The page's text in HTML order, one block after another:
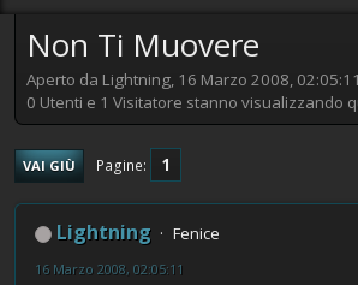
Non Ti Muovere
Aperto da Lightning, 16 Marzo 2008, 02:05:11
0 Utenti e 1 Visitatore stanno visualizzando
VAI GIÙ Pagine 1
Lightning Fenice
16 Marzo 2008, 02:05:11